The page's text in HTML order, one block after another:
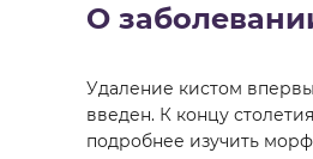
О
Удаление кистом
введен. К концу
подробнее изучить